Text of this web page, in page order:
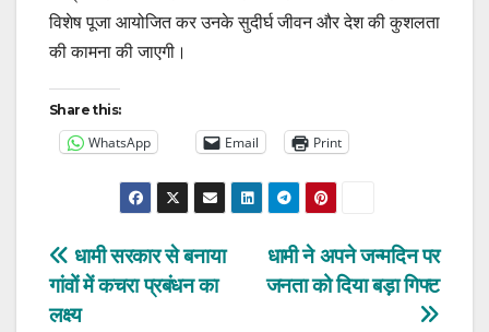
विशेष पूजा आयोजित कर उनके सुदीर्घ जीवन और देश की कुशलता
की कामना की जाएगी।
Share this:
WhatsApp Email Print
Post
navigation
धामी ने अपने जन्मदिन पर
जनता को दिया बड़ा गिफ्ट
धामी सरकार से बनाया
गांवों में कचरा प्रबंधन का
लक्ष्य